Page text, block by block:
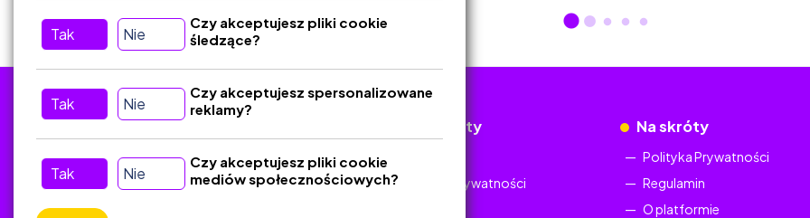
Tu nas znajdziesz
Kontakt
Śledź nas w Social Media
Dokumenty
Polityka Prywatności
Na skróty
Polityka Prywatności
Regulamin
O platformie
Tak Nie
Czy akceptujesz pliki cookie
śledzące?
Tak Nie
Czy akceptujesz spersonalizowane
reklamy?
Tak Nie
Czy akceptujesz pliki cookie
mediów społecznościowych?